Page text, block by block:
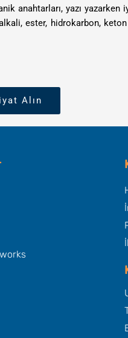
anahtarları, yazı
ester, hidrokarbon,
Alın